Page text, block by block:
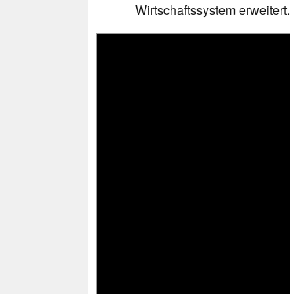
Wirtschaftssystem erweitert.